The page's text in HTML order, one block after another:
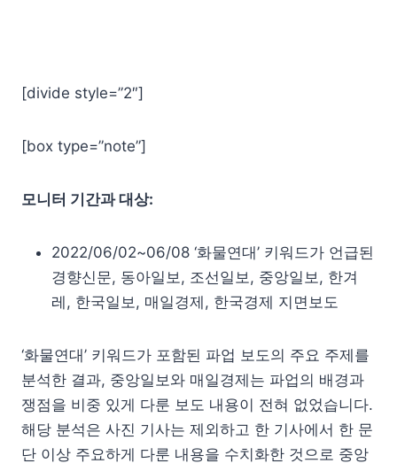
[divide style=”2″]
[box type=”note”]
모니터 기간과 대상:
2022/06/02~06/08 ‘화물연대’ 키워드가 언급된
경향신문, 동아일보, 조선일보, 중앙일보, 한겨
레, 한국일보, 매일경제, 한국경제 지면보도
‘화물연대’ 키워드가 포함된 파업 보도의 주요 주제를
분석한 결과, 중앙일보와 매일경제는 파업의 배경과
쟁점을 비중 있게 다룬 보도 내용이 전혀 없었습니다.
해당 분석은 사진 기사는 제외하고 한 기사에서 한 문
단 이상 주요하게 다룬 내용을 수치화한 것으로 중앙